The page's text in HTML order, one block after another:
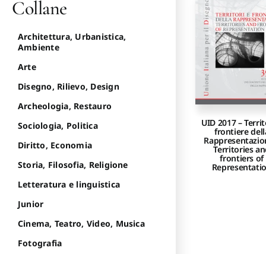
UID 2017 –
frontiere
Territories
frontiers of
Collane
Architettura, Urbanistica,
Ambiente
Arte
Disegno, Rilievo, Design
Archeologia, Restauro
Sociologia, Politica
Diritto, Economia
Storia, Filosofia, Religione
Letteratura e linguistica
Junior
Cinema, Teatro, Video, Musica
Fotografia